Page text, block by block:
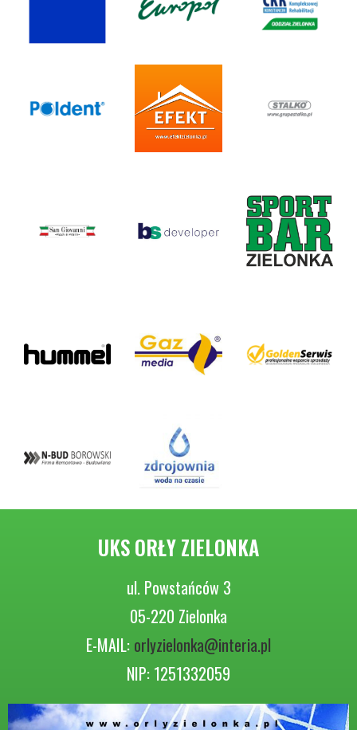
UKS ORŁY ZIELONKA
ul. Powstańców 3
05-220 Zielonka
E-MAIL: orlyzielonka@interia.pl
NIP: 1251332059